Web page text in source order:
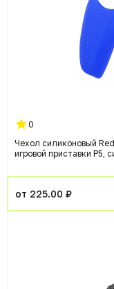
0
Чехол силиконовый
игровой приставки P5,
от 225.00 ₽